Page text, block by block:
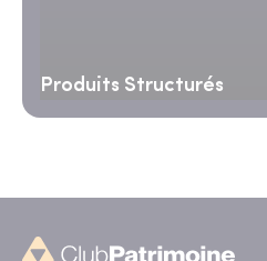
Produits Structurés